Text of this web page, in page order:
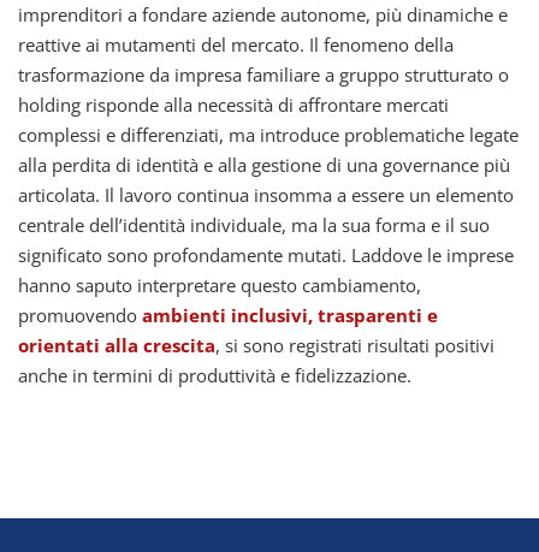
imprenditori a fondare aziende autonome, più dinamiche e
reattive ai mutamenti del mercato. Il fenomeno della
trasformazione da impresa familiare a gruppo strutturato o
holding risponde alla necessità di affrontare mercati
complessi e differenziati, ma introduce problematiche legate
alla perdita di identità e alla gestione di una governance più
articolata. Il lavoro continua insomma a essere un elemento
centrale dell’identità individuale, ma la sua forma e il suo
significato sono profondamente mutati. Laddove le imprese
hanno saputo interpretare questo cambiamento,
promuovendo ambienti inclusivi, trasparenti e
orientati alla crescita, si sono registrati risultati positivi
anche in termini di produttività e fidelizzazione.